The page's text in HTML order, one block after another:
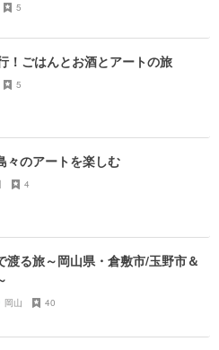
5
！ごはんとお酒とアートの旅
5
々のアートを楽しむ
4
渡る旅～岡山県・倉敷市/玉野市＆
岡山 40